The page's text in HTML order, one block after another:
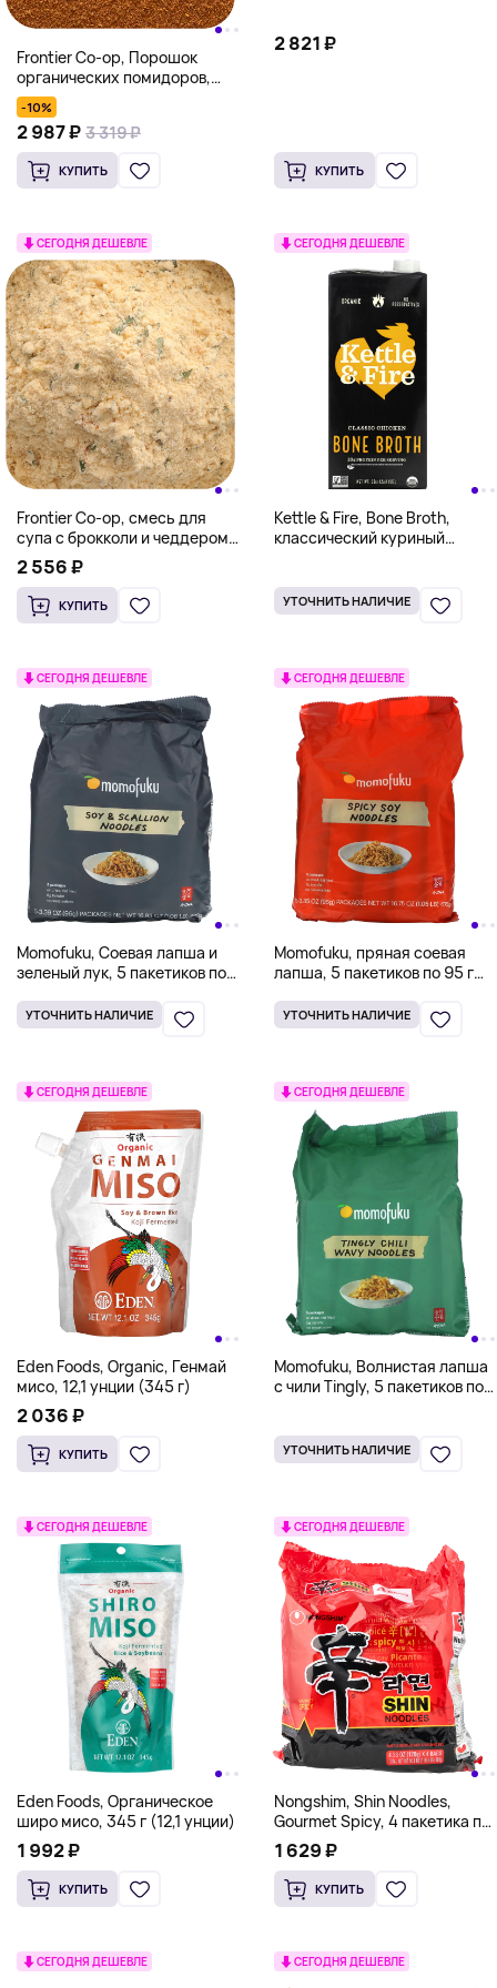
Frontier Co-op, Порошок
органических помидоров,
453 г (16 унций)
-10%
2 987 ₽ 3 319 ₽
КУПИТЬ
2 821 ₽
КУПИТЬ
СЕГОДНЯ ДЕШЕВЛЕ
Frontier Co-op, смесь для
супа с брокколи и чеддером,
453 г (16 унций)
2 556 ₽
КУПИТЬ
СЕГОДНЯ ДЕШЕВЛЕ
Kettle & Fire, Bone Broth,
классический куриный
УТОЧНИТЬ НАЛИЧИЕ
СЕГОДНЯ ДЕШЕВЛЕ
Momofuku, Соевая лапша и
зеленый лук, 5 пакетиков по
УТОЧНИТЬ НАЛИЧИЕ
СЕГОДНЯ ДЕШЕВЛЕ
Momofuku, пряная соевая
лапша, 5 пакетиков по 95 г
УТОЧНИТЬ НАЛИЧИЕ
СЕГОДНЯ ДЕШЕВЛЕ
Eden Foods, Organic, Генмай
мисо, 12,1 унции (345 г)
2 036 ₽
КУПИТЬ
СЕГОДНЯ ДЕШЕВЛЕ
Momofuku, Волнистая лапша
с чили Tingly, 5 пакетиков по
УТОЧНИТЬ НАЛИЧИЕ
СЕГОДНЯ ДЕШЕВЛЕ
Eden Foods, Органическое
широ мисо, 345 г (12,1 унции)
1 992 ₽
КУПИТЬ
СЕГОДНЯ ДЕШЕВЛЕ
Nongshim, Shin Noodles,
Gourmet Spicy, 4 пакетика по
120 г (4,23 унции)
1 629 ₽
КУПИТЬ
СЕГОДНЯ ДЕШЕВЛЕ СЕГОДНЯ ДЕШЕВЛЕ